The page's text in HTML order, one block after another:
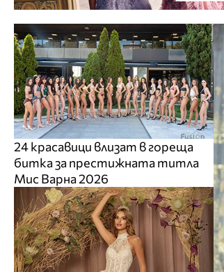
24 красавици влизат в гореща
битка за престижната титла
Мис Варна 2026